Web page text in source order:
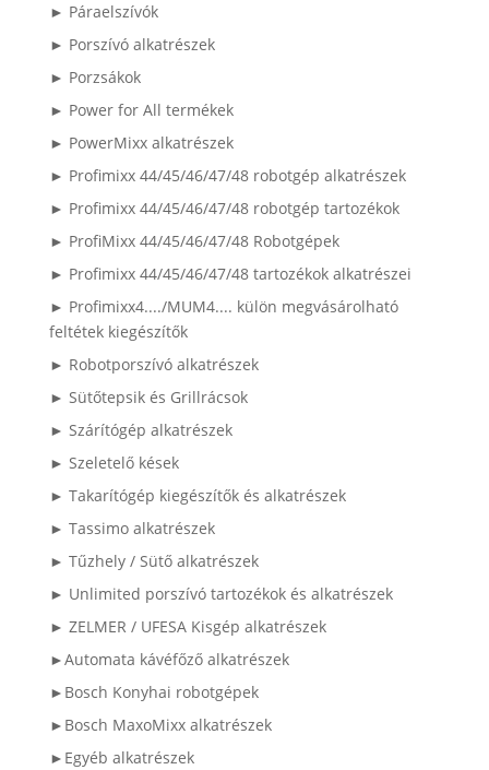
► Páraelszívók
► Porszívó alkatrészek
► Porzsákok
► Power for All termékek
► PowerMixx alkatrészek
► Profimixx 44/45/46/47/48 robotgép alkatrészek
► Profimixx 44/45/46/47/48 robotgép tartozékok
► ProfiMixx 44/45/46/47/48 Robotgépek
► Profimixx 44/45/46/47/48 tartozékok alkatrészei
► Profimixx4..../MUM4.... külön megvásárolható
feltétek kiegészítők
► Robotporszívó alkatrészek
► Sütőtepsik és Grillrácsok
► Szárítógép alkatrészek
► Szeletelő kések
► Takarítógép kiegészítők és alkatrészek
► Tassimo alkatrészek
► Tűzhely / Sütő alkatrészek
► Unlimited porszívó tartozékok és alkatrészek
► ZELMER / UFESA Kisgép alkatrészek
►Automata kávéfőző alkatrészek
►Bosch Konyhai robotgépek
►Bosch MaxoMixx alkatrészek
►Egyéb alkatrészek